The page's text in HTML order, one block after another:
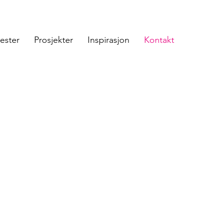
Prosjekter Inspirasjon Kontakt